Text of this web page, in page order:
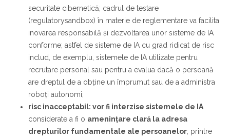
securitate cibernetică; cadrul de testare
(regulatorysandbox) în materie de reglementare va facilita
inovarea responsabilă și dezvoltarea unor sisteme de IA
conforme; astfel de sisteme de IA cu grad ridicat de risc
includ, de exemplu, sistemele de IA utilizate pentru
recrutare personal sau pentru a evalua dacă o persoană
are dreptul de a obține un împrumut sau de a administra
roboți autonomi;
risc inacceptabil: vor fi interzise sistemele de IA
considerate a fi o amenințare clară la adresa
drepturilor fundamentale ale persoanelor; printre